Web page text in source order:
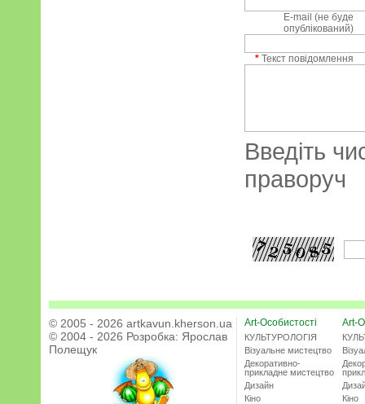
E-mail (не буде
опублікований)
* Текст повідомлення
Введіть
праворуч
© 2005 - 2026 artkavun.kherson.ua
© 2004 - 2026 Розробка: Ярослав
Полещук
Art-Особистості
КУЛЬТУРОЛОГІЯ
Візуальне мистецтво
Декоративно-
прикладне мистецтво
Дизайн
Кіно
Art-
Кіно